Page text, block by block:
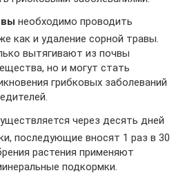
необходимо проводить
как и удаление сорной травы.
вытягивают из почвы
но и могут стать
грибковых заболеваний
через десять дней
последующие вносят 1 раз в 30
растения применяют
подкормки.